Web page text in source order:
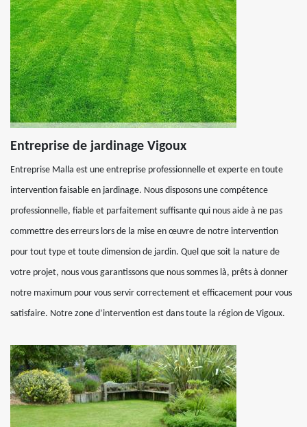
Entreprise de jardinage Vigoux
Entreprise Malla est une entreprise professionnelle et experte en toute
intervention faisable en jardinage. Nous disposons une compétence
professionnelle, fiable et parfaitement suffisante qui nous aide à ne pas
commettre des erreurs lors de la mise en œuvre de notre intervention
pour tout type et toute dimension de jardin. Quel que soit la nature de
votre projet, nous vous garantissons que nous sommes là, prêts à donner
notre maximum pour vous servir correctement et efficacement pour vous
satisfaire. Notre zone d’intervention est dans toute la région de Vigoux.